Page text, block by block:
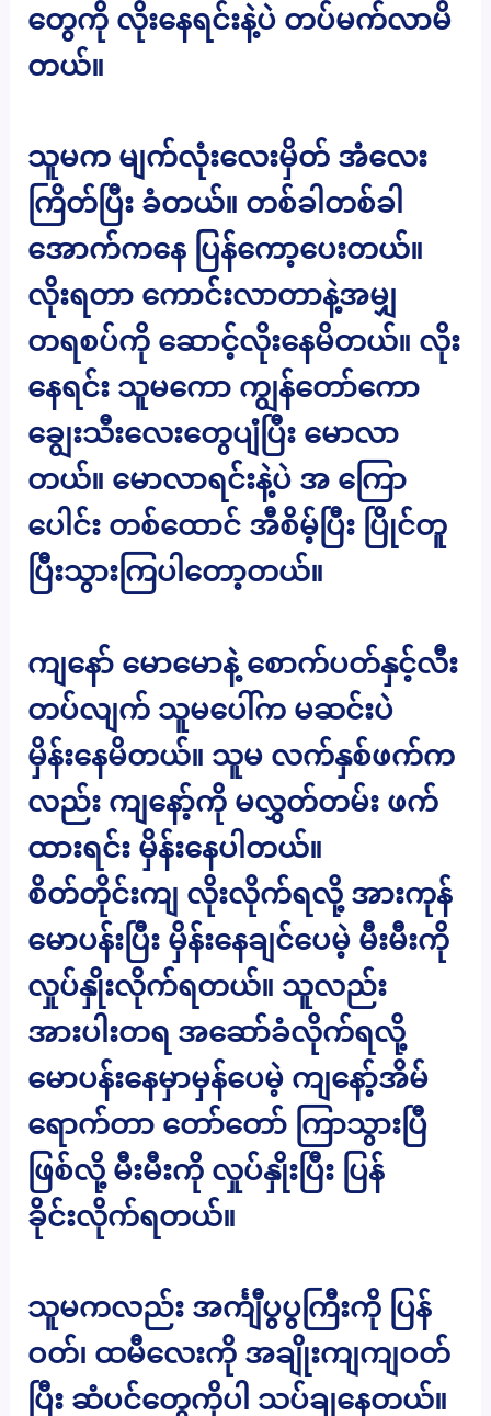
တွေကို လိုးနေရင်းနဲ့ပဲ တပ်မက်လာမိ
တယ်။
သူမက မျက်လုံးလေးမှိတ် အံလေး
ကြိတ်ပြီး ခံတယ်။ တစ်ခါတစ်ခါ
အောက်ကနေ ပြန်ကော့ပေးတယ်။
လိုးရတာ ကောင်းလာတာနဲ့အမျှ
တရစပ်ကို ဆောင့်လိုးနေမိတယ်။ လိုး
နေရင်း သူမကော ကျွန်တော်ကော
ချွေးသီးလေးတွေပျံပြီး မောလာ
တယ်။ မောလာရင်းနဲ့ပဲ အ ကြော
ပေါင်း တစ်ထောင် အီစိမ့်ပြီး ပြိုင်တူ
ပြီးသွားကြပါတော့တယ်။
ကျနော် မောမောနဲ့ စောက်ပတ်နှင့်လီး
တပ်လျက် သူမပေါ်က မဆင်းပဲ
မှိန်းနေမိတယ်။ သူမ လက်နှစ်ဖက်က
လည်း ကျနော့်ကို မလွှတ်တမ်း ဖက်
ထားရင်း မှိန်းနေပါတယ်။
စိတ်တိုင်းကျ လိုးလိုက်ရလို့ အားကုန်
မောပန်းပြီး မှိန်းနေချင်ပေမဲ့ မီးမီးကို
လှုပ်နှိုးလိုက်ရတယ်။ သူလည်း
အားပါးတရ အဆော်ခံလိုက်ရလို့
မောပန်းနေမှာမှန်ပေမဲ့ ကျနော့်အိမ်
ရောက်တာ တော်တော် ကြာသွားပြီ
ဖြစ်လို့ မီးမီးကို လှုပ်နှိုးပြီး ပြန်
ခိုင်းလိုက်ရတယ်။
သူမကလည်း အင်္ကျီပွပွကြီးကို ပြန်
ဝတ်၊ ထမီလေးကို အချိုးကျကျဝတ်
ပြီး ဆံပင်တွေကိုပါ သပ်ချနေတယ်။